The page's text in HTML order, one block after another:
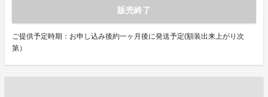
販売終了
ご提供予定時期：お申し込み後約一ヶ月後に発送予定(額装出来上がり次
第）